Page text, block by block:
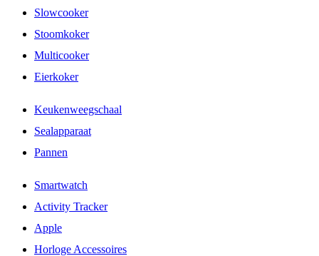
Slowcooker
Stoomkoker
Multicooker
Eierkoker
Keukenweegschaal
Sealapparaat
Pannen
Smartwatch
Activity Tracker
Apple
Horloge Accessoires